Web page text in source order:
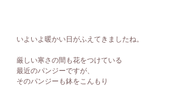
いよいよ暖かい日がふえてきましたね。
厳しい寒さの間も花をつけている
最近のパンジーですが、
そのパンジーも鉢をこんもり